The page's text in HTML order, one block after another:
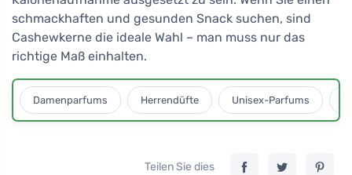
schmackhaften und gesunden Snack suchen, sind
Cashewkerne die ideale Wahl – man muss nur das
richtige Maß einhalten.
Damenparfums Herrendüfte Unisex-Parfums
Teilen Sie dies